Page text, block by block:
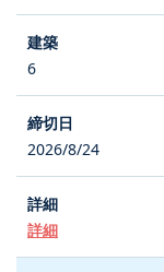
6
2026/8/24
詳細